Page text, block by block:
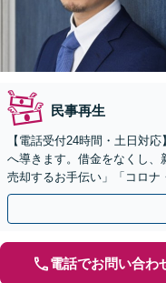
民事再生
【電話受付24時間・土日対
へ導きます。借金をなくし
売却するお手伝い」「コロナ
イスだけでなく精神的なご負
電話でお問い合わ